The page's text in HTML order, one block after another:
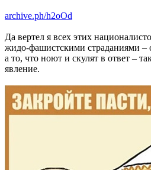
archive.ph/h2oOd
Да вертел я всех этих
жидо-фашистскими страданиями –
а то, что ноют и скулят в ответ –
явление.